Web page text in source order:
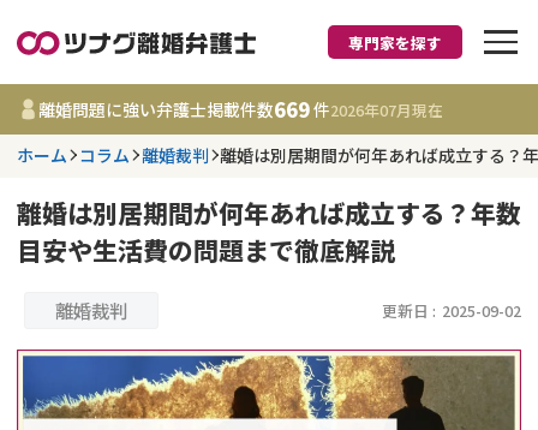
離婚に強い弁護士
都道府県を選択
事務所 669
件
更新日 :2026年07月31日
離婚前相談
費用相場
専門家を探す
離婚問題に強い弁護士掲載件数669件2026年07月現在
ホーム コラム 離婚裁判 離婚は別居期間が何年あれば成立する？
離婚は別居期間が何年あれば成立する？年数
目安や生活費の問題まで徹底解説
離婚裁判 更新日 : 2025-09-02